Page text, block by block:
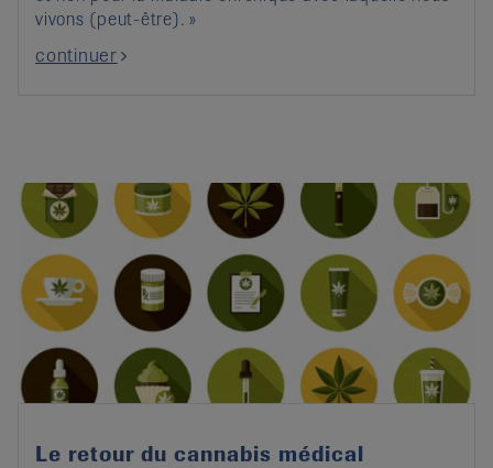
vivons (peut-être). »
continuer
Le retour du cannabis médical